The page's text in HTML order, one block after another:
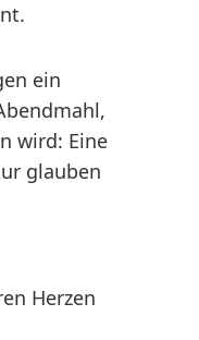
ein
wird: Eine
glauben
Herzen